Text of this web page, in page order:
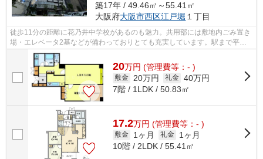
築17年 / 49.46㎡～55.41㎡
大阪府大阪市西区江戸堀 １丁目
徒歩11分の距離に花乃井中学校があるのも魅力。共用部には敷地内ごみ置き
場・エレベータ2基などが備わっておりとても充実しています。駅まで平坦
で、自転車での移動もラクな物件です。...
20万円 (管理費等：- )
敷金 20万円 礼金 40万円
7階 / 1LDK / 50.83㎡
17.2万円 (管理費等：- )
敷金 1ヶ月 礼金
1ヶ月
10階 / 2LDK / 55.41㎡